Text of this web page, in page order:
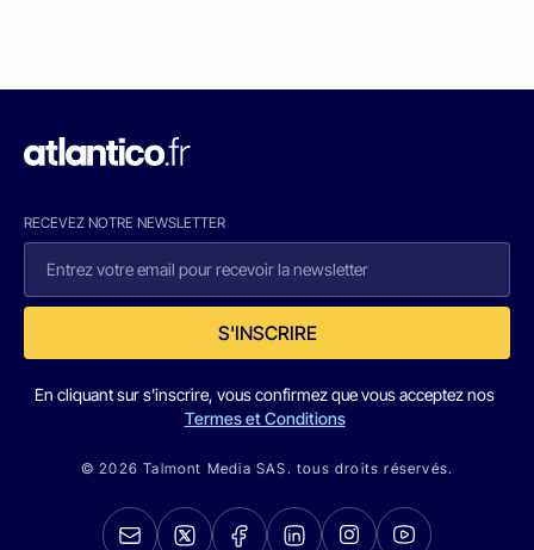
RECEVEZ NOTRE NEWSLETTER
S'INSCRIRE
En cliquant sur s'inscrire, vous confirmez que vous acceptez nos
Termes et Conditions
© 2026 Talmont Media SAS. tous droits réservés.